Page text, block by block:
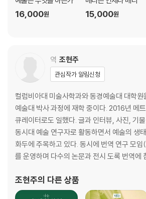
16,000원 15,000원
역 조현주
관심작가 알림신청
컬럼비아대 미술사학과와 동경예술대 대학원
예술대 박사 과정에 재학 중이다. 2016년 메
큐레이터로도 일했다. 글과 인터뷰, 사진, 기
동시대 예술 연구자로 활동하면서 예술의 생
화두에 주목하고 있다. 동시에 번역 연구
를 운영하며 다수의 논문과 전시 도록 번역에
조현주의 다른 상품